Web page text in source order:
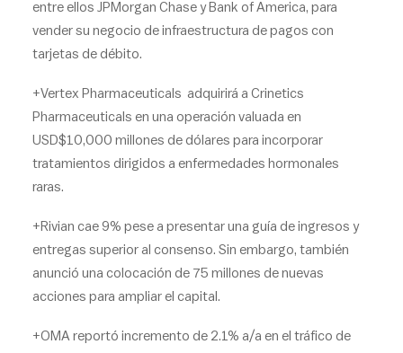
entre ellos JPMorgan Chase y Bank of America, para
vender su negocio de infraestructura de pagos con
tarjetas de débito.
+Vertex Pharmaceuticals adquirirá a Crinetics
Pharmaceuticals en una operación valuada en
USD$10,000 millones de dólares para incorporar
tratamientos dirigidos a enfermedades hormonales
raras.
+Rivian cae 9% pese a presentar una guía de ingresos y
entregas superior al consenso. Sin embargo, también
anunció una colocación de 75 millones de nuevas
acciones para ampliar el capital.
+OMA reportó incremento de 2.1% a/a en el tráfico de